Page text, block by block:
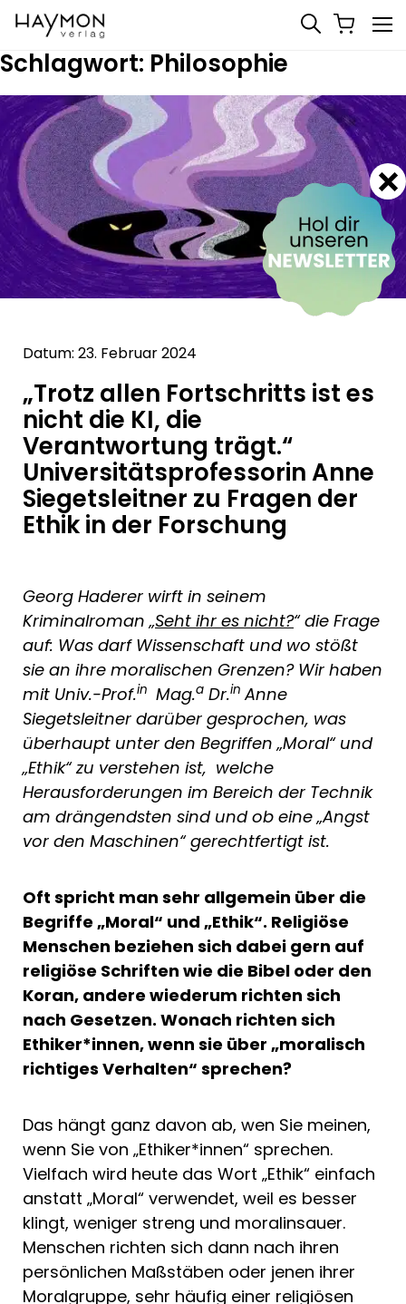
Schlagwort: Philosophie
Datum: 23. Februar 2024
„Trotz allen Fortschritts ist es
nicht die KI, die
Verantwortung trägt.“
Universitätsprofessorin Anne
Siegetsleitner zu Fragen der
Ethik in der Forschung
Georg Haderer wirft in seinem
Kriminalroman „Seht ihr es nicht?“ die Frage
auf: Was darf Wissenschaft und wo stößt
sie an ihre moralischen Grenzen? Wir haben
mit Univ.-Prof.in Mag.a Dr.in Anne
Siegetsleitner darüber gesprochen, was
überhaupt unter den Begriffen „Moral“ und
„Ethik“ zu verstehen ist, welche
Herausforderungen im Bereich der Technik
am drängendsten sind und ob eine „Angst
vor den Maschinen“ gerechtfertigt ist.
Oft spricht man sehr allgemein über die
Begriffe „Moral“ und „Ethik“. Religiöse
Menschen beziehen sich dabei gern auf
religiöse Schriften wie die Bibel oder den
Koran, andere wiederum richten sich
nach Gesetzen. Wonach richten sich
Ethiker*innen, wenn sie über „moralisch
richtiges Verhalten“ sprechen?
Das hängt ganz davon ab, wen Sie meinen,
wenn Sie von „Ethiker*innen“ sprechen.
Vielfach wird heute das Wort „Ethik“ einfach
anstatt „Moral“ verwendet, weil es besser
klingt, weniger streng und moralinsauer.
Menschen richten sich dann nach ihren
persönlichen Maßstäben oder jenen ihrer
Moralgruppe, sehr häufig einer religiösen